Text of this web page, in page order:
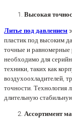
Высокая
Литье под давлением
пластик под высоким
точные и равномерные
необходимо для
техники, таких как
воздухоохладителей,
точности. Технология
длительную
Ассортимент